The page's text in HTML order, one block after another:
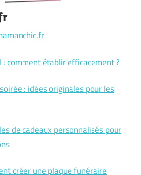
: comment établir efficacement ?
: idées originales pour les
de cadeaux personnalisés pour
créer une plaque funéraire